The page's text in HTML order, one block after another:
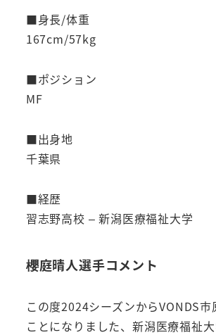
■身長/体重
167cm/57kg
■ポジション
MF
■出身地
千葉県
■経歴
習志野高校 – 新潟医療福祉大学
櫻庭晴人選手コメント
この度2024シーズンからVONDS市
ことになりました、新潟医療福祉